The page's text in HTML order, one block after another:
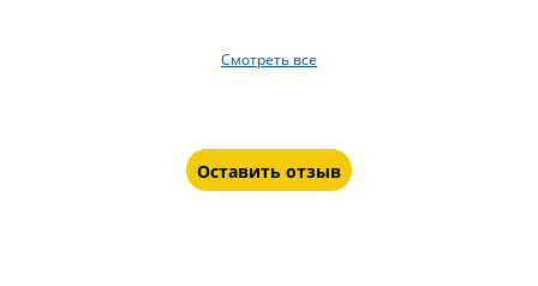
Смотреть все
Оставить отзыв